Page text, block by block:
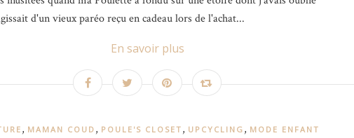
d'un vieux paréo reçu en cadeau lors de l'achat...
En savoir plus
, MAMAN COUD , POULE'S CLOSET , UPCYCLING , MODE ENFANT